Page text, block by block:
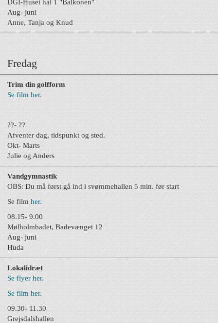
DGI-Huset hal 1 "Balkonen"
Aug- juni
Anne, Tanja og Knud
Fredag
Trim din golfform
Se film her.
??- ??
Afventer dag, tidspunkt og sted.
Okt- Marts
Julie og Anders
Vandgymnastik
OBS: Du må først gå ind i svømmehallen 5 min. før start
Se film her.
08.15- 9.00
Mølholmbadet, Badevænget 12
Aug- juni
Huda
Lokalidræt
Se flyer her.
Se film her.
09.30- 11.30
Grejsdalshallen